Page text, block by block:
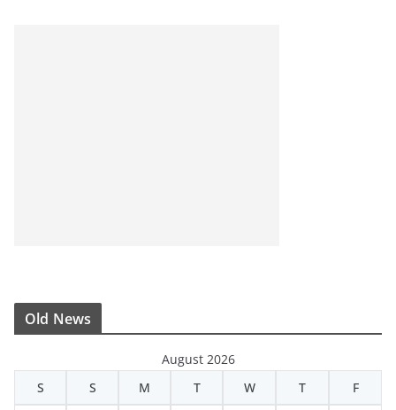
Old News
August 2026
S
S M T W T F